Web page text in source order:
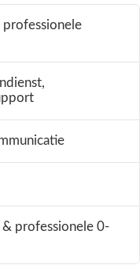
professionele
professionele 0-